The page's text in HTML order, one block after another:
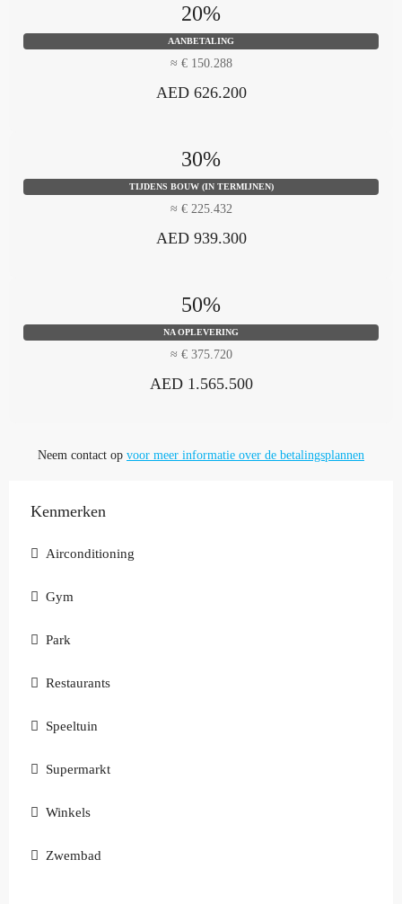
20%
AANBETALING
≈ € 150.288
AED 626.200
30%
TIJDENS BOUW (IN TERMIJNEN)
≈ € 225.432
AED 939.300
50%
NA OPLEVERING
≈ € 375.720
AED 1.565.500
Neem contact op voor meer informatie over de betalingsplannen
Kenmerken
Airconditioning
Gym
Park
Restaurants
Speeltuin
Supermarkt
Winkels
Zwembad